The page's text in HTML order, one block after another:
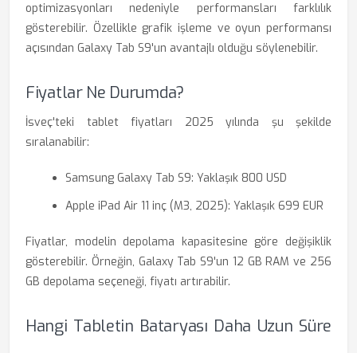
optimizasyonları nedeniyle performansları farklılık
gösterebilir. Özellikle grafik işleme ve oyun performansı
açısından Galaxy Tab S9'un avantajlı olduğu söylenebilir.
Fiyatlar Ne Durumda?
İsveç'teki tablet fiyatları 2025 yılında şu şekilde
sıralanabilir:
Samsung Galaxy Tab S9: Yaklaşık 800 USD
Apple iPad Air 11 inç (M3, 2025): Yaklaşık 699 EUR
Fiyatlar, modelin depolama kapasitesine göre değişiklik
gösterebilir. Örneğin, Galaxy Tab S9'un 12 GB RAM ve 256
GB depolama seçeneği, fiyatı artırabilir.
Hangi Tabletin Bataryası Daha Uzun Süre